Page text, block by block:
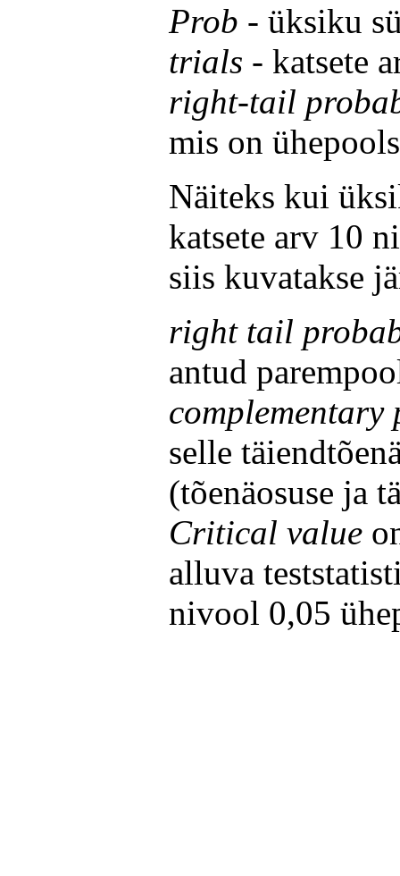
Prob - üksiku
trials - katsete
right-tail
mis on
Näiteks kui
katsete arv 10
siis kuvatakse
right tail
antud
selle
(tõenäosuse ja
Critical value
alluva
nivool 0,05